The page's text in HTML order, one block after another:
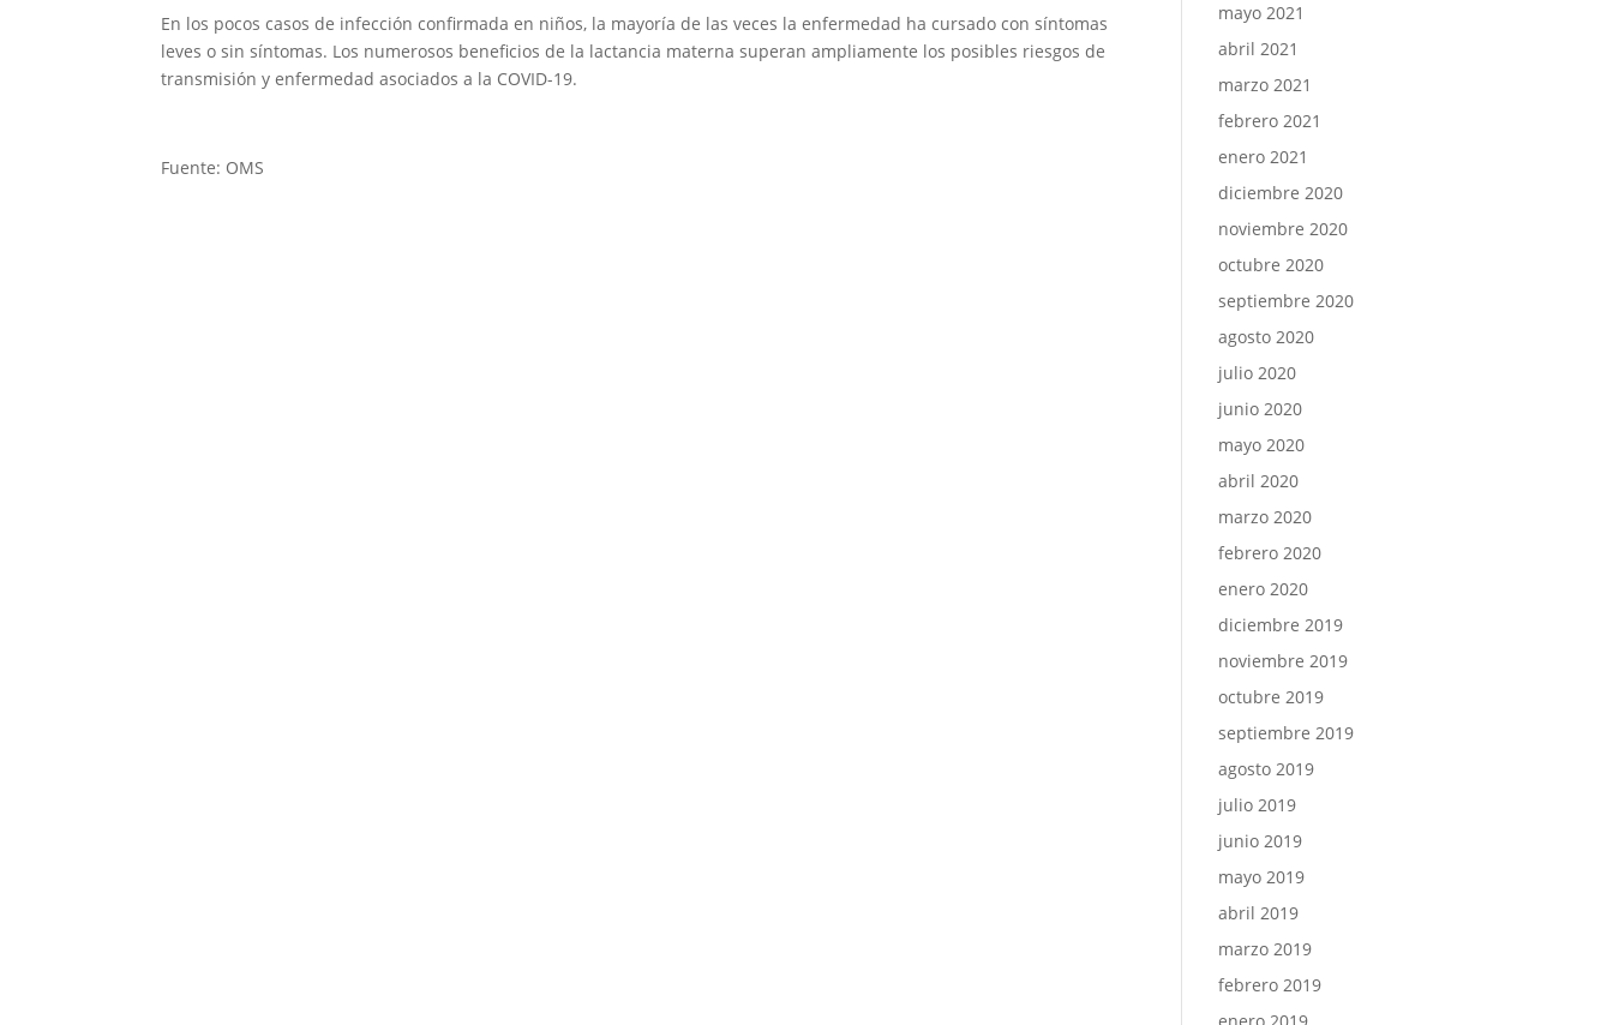
En los pocos casos de infección confirmada en niños, la mayoría de las veces la enfermedad ha cursado con síntomas
leves o sin síntomas. Los numerosos beneficios de la lactancia materna superan ampliamente los posibles riesgos de
transmisión y enfermedad asociados a la COVID-19.
Fuente: OMS
mayo 2021
abril 2021
marzo 2021
febrero 2021
enero 2021
diciembre 2020
noviembre 2020
octubre 2020
septiembre 2020
agosto 2020
julio 2020
junio 2020
mayo 2020
abril 2020
marzo 2020
febrero 2020
enero 2020
diciembre 2019
noviembre 2019
octubre 2019
septiembre 2019
agosto 2019
julio 2019
junio 2019
mayo 2019
abril 2019
marzo 2019
febrero 2019